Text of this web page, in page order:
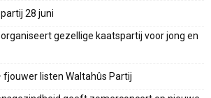
28 juni
organiseert gezellige kaatspartij voor jong en
fjouwer listen Waltahûs Partij